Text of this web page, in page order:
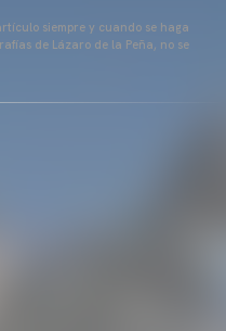
siempre y cuando se haga
de Lázaro de la Peña, no se